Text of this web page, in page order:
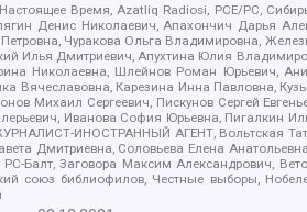
Время, Azatliq Radiosi, PCE/PC,
Денис Николаевич, Апахончич Дарья
Чуракова Ольга Владимировна,
Илья Дмитриевич, Апухтина Юлия
Николаевна, Шлейнов Роман Юрьевич,
Вячеславовна, Карезина Инна
Михаил Сергеевич, Пискунов Сергей
Иванова София Юрьевна, Пигалкин
ИНОСТРАННЫЙ АГЕНТ, Вольтская
Дмитриевна, Соловьева Елена
Балт, Заговора Максим Александрович,
союз библиофилов, Честные выборы,